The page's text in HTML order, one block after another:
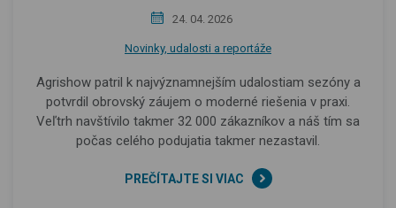
24. 04. 2026
Novinky, udalosti a reportáže
Agrishow patril k najvýznamnejším udalostiam sezóny a
potvrdil obrovský záujem o moderné riešenia v praxi.
Veľtrh navštívilo takmer 32 000 zákazníkov a náš tím sa
počas celého podujatia takmer nezastavil.
PREČÍTAJTE SI VIAC